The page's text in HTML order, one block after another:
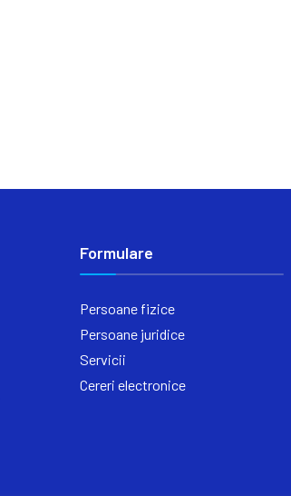
Formulare
Persoane fizice
Persoane juridice
Servicii
Cereri electronice